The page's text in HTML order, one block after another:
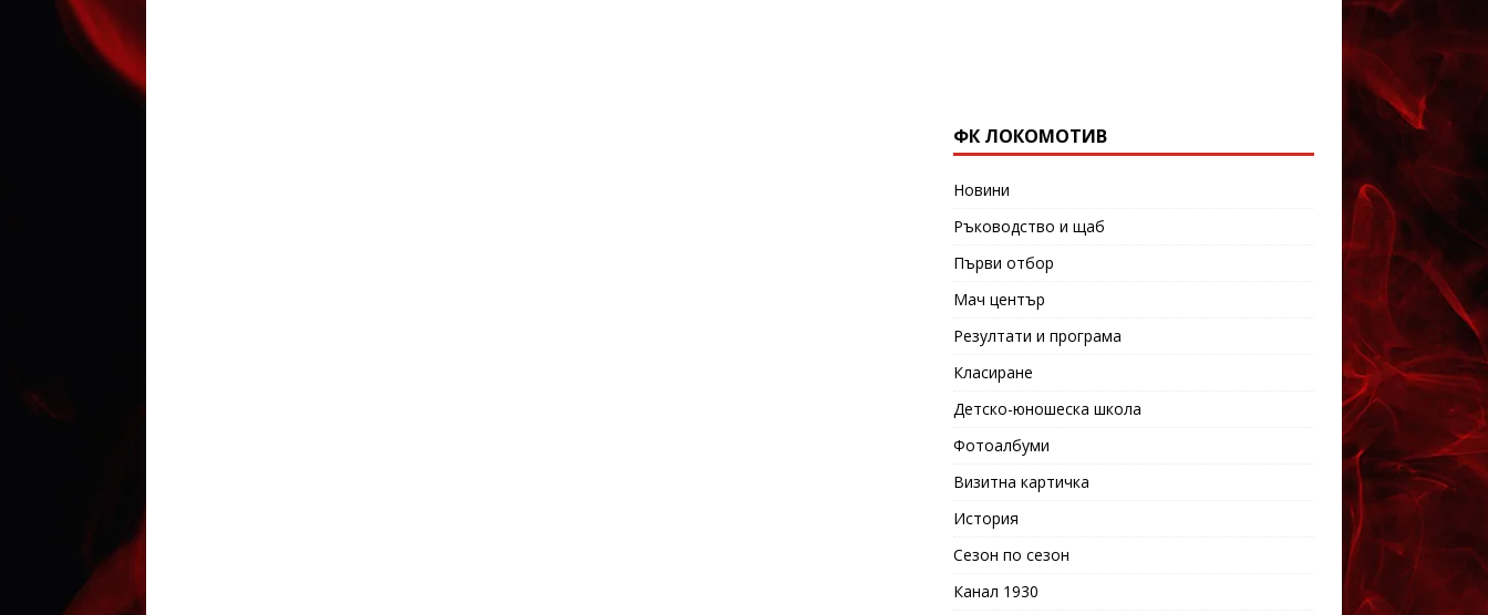
ФК ЛОКОМОТИВ
Новини
Ръководство и щаб
Първи отбор
Мач център
Резултати и програма
Класиране
Детско-юношеска школа
Фотоалбуми
Визитна картичка
История
Сезон по сезон
Канал 1930